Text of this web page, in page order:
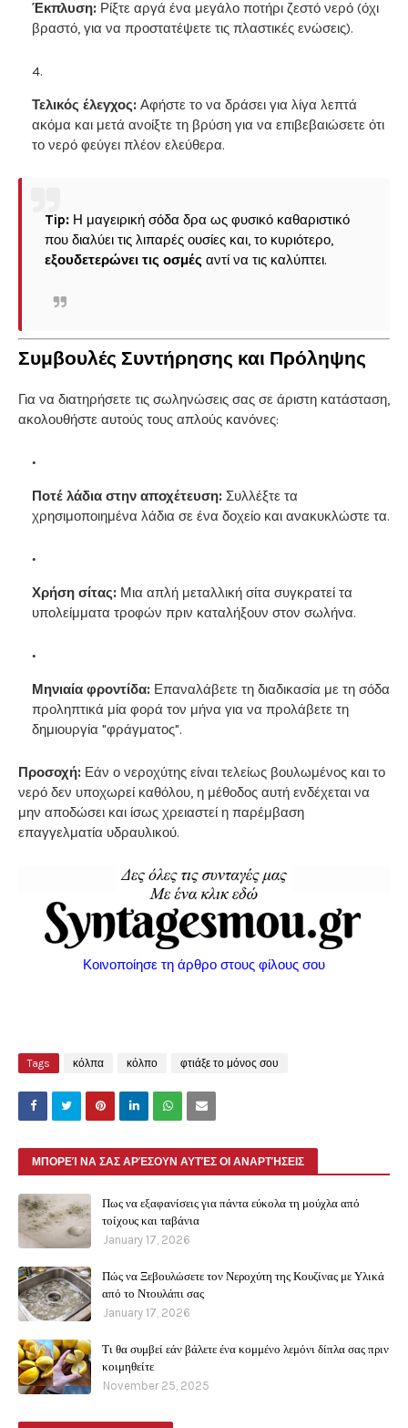
Έκπλυση: Ρίξτε αργά ένα μεγάλο ποτήρι ζεστό νερό (όχι
βραστό, για να προστατέψετε τις πλαστικές ενώσεις).
Τελικός έλεγχος: Αφήστε το να δράσει για λίγα λεπτά
ακόμα και μετά ανοίξτε τη βρύση για να επιβεβαιώσετε ότι
το νερό φεύγει πλέον ελεύθερα.
Tip: Η μαγειρική σόδα δρα ως φυσικό καθαριστικό
που διαλύει τις λιπαρές ουσίες και, το κυριότερο,
εξουδετερώνει τις οσμές αντί να τις καλύπτει.
Συμβουλές Συντήρησης και Πρόληψης
Για να διατηρήσετε τις σωληνώσεις σας σε άριστη κατάσταση,
ακολουθήστε αυτούς τους απλούς κανόνες:
Ποτέ λάδια στην αποχέτευση: Συλλέξτε τα
χρησιμοποιημένα λάδια σε ένα δοχείο και ανακυκλώστε τα.
Χρήση σίτας: Μια απλή μεταλλική σίτα συγκρατεί τα
υπολείμματα τροφών πριν καταλήξουν στον σωλήνα.
Μηνιαία φροντίδα: Επαναλάβετε τη διαδικασία με τη σόδα
προληπτικά μία φορά τον μήνα για να προλάβετε τη
δημιουργία "φράγματος".
Προσοχή: Εάν ο νεροχύτης είναι τελείως βουλωμένος και το
νερό δεν υποχωρεί καθόλου, η μέθοδος αυτή ενδέχεται να
μην αποδώσει και ίσως χρειαστεί η παρέμβαση
επαγγελματία υδραυλικού.
Κοινοποίησε τη άρθρο στους φίλους σου
Tags κόλπα κόλπο φτιάξε το μόνος σου
ΜΠΟΡΕΊ ΝΑ ΣΑΣ ΑΡΈΣΟΥΝ ΑΥΤΈΣ ΟΙ ΑΝΑΡΤΉΣΕΙΣ
Πως να εξαφανίσεις για πάντα εύκολα τη μούχλα από
τοίχους και ταβάνια
January 17, 2026
Πώς να Ξεβουλώσετε τον Νεροχύτη της Κουζίνας με Υλικά
από το Ντουλάπι σας
January 17, 2026
Τι θα συμβεί εάν βάλετε ένα κομμένο λεμόνι δίπλα σας πριν
κοιμηθείτε
November 25, 2025